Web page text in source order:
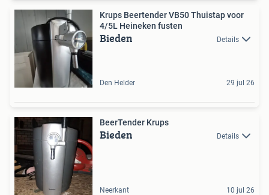
Krups Beertender VB50 Thuistap voor
4/5L Heineken fusten
Bieden Details
Den Helder 29 jul 26
BeerTender Krups
Bieden Details
Neerkant 10 jul 26